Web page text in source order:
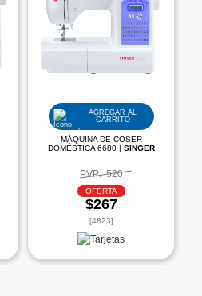
AGREGAR AL
CARRITO
MÁQUINA DE COSER
DOMÉSTICA 6680 | SINGER
PVP: 520
OFERTA
$267
[4823]